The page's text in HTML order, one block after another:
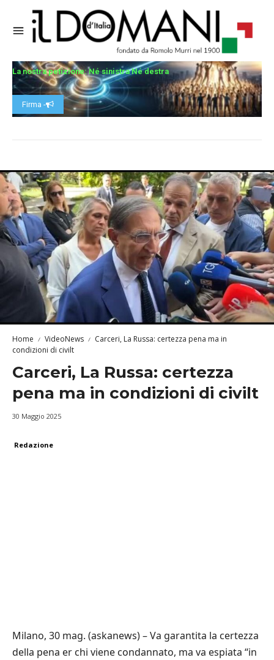
La nostra petizione: Né sinistra Né destra
Firma -
Home VideoNews
Carceri, La Russa: certezza pena ma in
condizioni di civilt
Carceri, La Russa: certezza
pena ma in condizioni di civilt
30 Maggio 2025
Redazione
Milano, 30 mag. (askanews) – Va garantita la certezza
della pena er chi viene condannato, ma va espiata “in